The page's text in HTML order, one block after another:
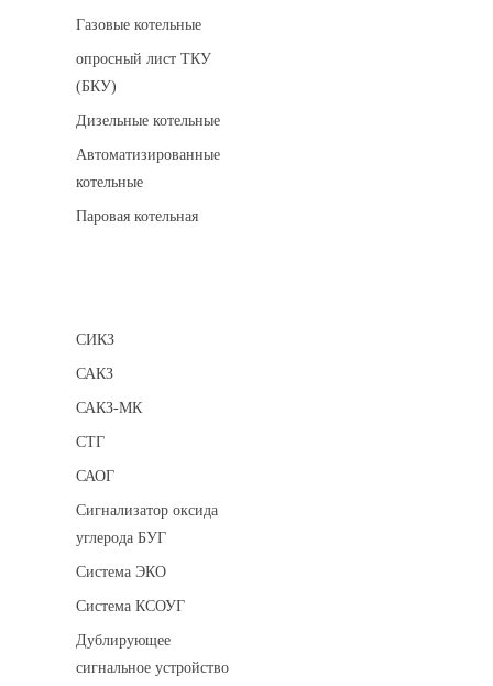
Газовые котельные
опросный лист ТКУ
(БКУ)
Дизельные котельные
Автоматизированные
котельные
Паровая котельная
СИКЗ
САКЗ
САКЗ-МК
СТГ
САОГ
Сигнализатор оксида
углерода БУГ
Система ЭКО
Система КСОУГ
Дублирующее
сигнальное устройство